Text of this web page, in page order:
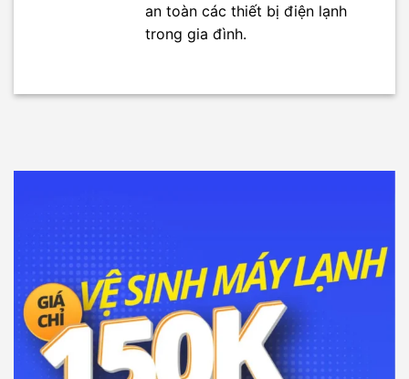
an toàn các thiết bị điện lạnh
trong gia đình.